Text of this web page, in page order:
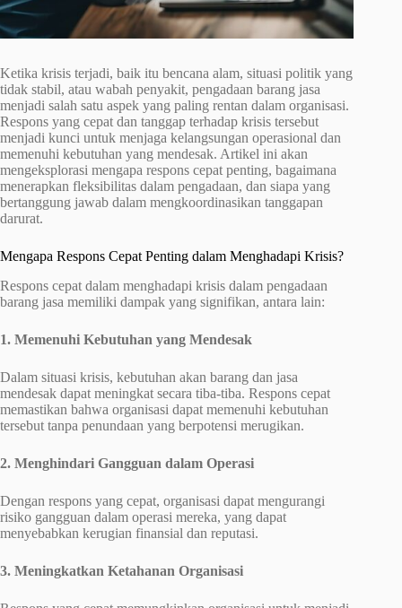
Ketika krisis terjadi, baik itu bencana alam, situasi politik yang
tidak stabil, atau wabah penyakit, pengadaan barang jasa
menjadi salah satu aspek yang paling rentan dalam organisasi.
Respons yang cepat dan tanggap terhadap krisis tersebut
menjadi kunci untuk menjaga kelangsungan operasional dan
memenuhi kebutuhan yang mendesak. Artikel ini akan
mengeksplorasi mengapa respons cepat penting, bagaimana
menerapkan fleksibilitas dalam pengadaan, dan siapa yang
bertanggung jawab dalam mengkoordinasikan tanggapan
darurat.
Mengapa Respons Cepat Penting dalam Menghadapi Krisis?
Respons cepat dalam menghadapi krisis dalam pengadaan
barang jasa memiliki dampak yang signifikan, antara lain:
1. Memenuhi Kebutuhan yang Mendesak
Dalam situasi krisis, kebutuhan akan barang dan jasa
mendesak dapat meningkat secara tiba-tiba. Respons cepat
memastikan bahwa organisasi dapat memenuhi kebutuhan
tersebut tanpa penundaan yang berpotensi merugikan.
2. Menghindari Gangguan dalam Operasi
Dengan respons yang cepat, organisasi dapat mengurangi
risiko gangguan dalam operasi mereka, yang dapat
menyebabkan kerugian finansial dan reputasi.
3. Meningkatkan Ketahanan Organisasi